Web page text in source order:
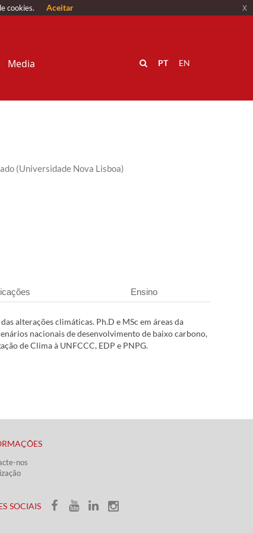
Media EN
PT
(Universidade Nova Lisboa)
Ensino
alterações climáticas. Ph.D e MSc em áreas da
nacionais de desenvolvimento de baixo carbono,
de Clima à UNFCCC, EDP e PNPG.
nos
SOCIAIS​​
cookies. Aceitar x